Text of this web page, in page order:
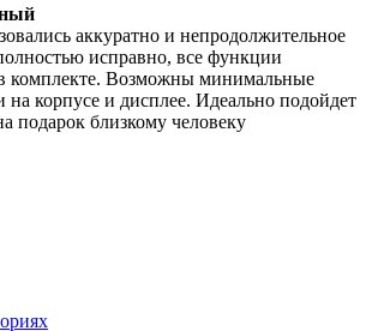
аккуратно и непродолжительное
исправно, все функции
комплекте. Возможны минимальные
на корпусе и дисплее. Идеально подойдет
подарок близкому человеку